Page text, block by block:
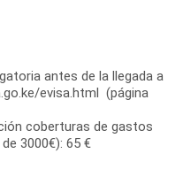
antes de la llegada a
evisa.html (página
coberturas de gastos
3000€): 65 €